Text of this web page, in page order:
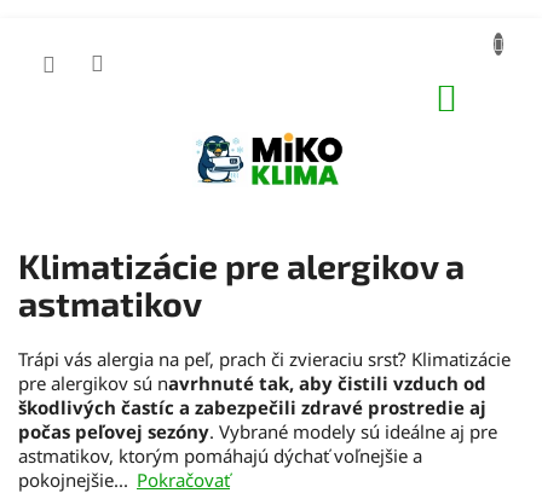
Klimatizácie pre alergikov a
astmatikov
Trápi vás alergia na peľ, prach či zvieraciu srsť? Klimatizácie
pre alergikov sú navrhnuté tak, aby čistili vzduch od
škodlivých častíc a zabezpečili zdravé prostredie aj
počas peľovej sezóny. Vybrané modely sú ideálne aj pre
astmatikov, ktorým pomáhajú dýchať voľnejšie a
pokojnejšie... Pokračovať